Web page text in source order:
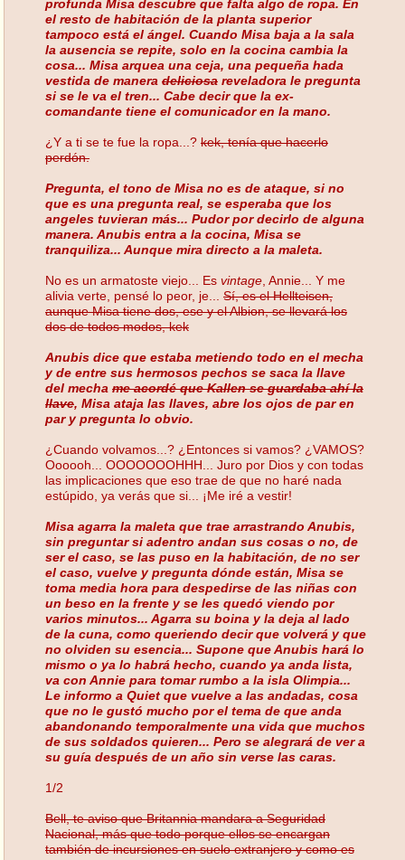
profunda Misa descubre que falta algo de ropa. En
el resto de habitación de la planta superior
tampoco está el ángel. Cuando Misa baja a la sala
la ausencia se repite, solo en la cocina cambia la
cosa... Misa arquea una ceja, una pequeña hada
vestida de manera deliciosa reveladora le pregunta
si se le va el tren... Cabe decir que la ex-
comandante tiene el comunicador en la mano.
¿Y a ti se te fue la ropa...? kek, tenía que hacerlo
perdón.
Pregunta, el tono de Misa no es de ataque, si no
que es una pregunta real, se esperaba que los
angeles tuvieran más... Pudor por decirlo de alguna
manera. Anubis entra a la cocina, Misa se
tranquiliza... Aunque mira directo a la maleta.
No es un armatoste viejo... Es vintage , Annie... Y me
alivia verte, pensé lo peor, je... Sí, es el Hellteisen,
aunque Misa tiene dos, ese y el Albion, se llevará los
dos de todos modos, kek
Anubis dice que estaba metiendo todo en el mecha
y de entre sus hermosos pechos se saca la llave
del mecha me acordé que Kallen se guardaba ahí la
llave, Misa ataja las llaves, abre los ojos de par en
par y pregunta lo obvio.
¿Cuando volvamos...? ¿Entonces si vamos? ¿VAMOS?
Oooooh... OOOOOOOHHH... Juro por Dios y con todas
las implicaciones que eso trae de que no haré nada
estúpido, ya verás que si... ¡Me iré a vestir!
Misa agarra la maleta que trae arrastrando Anubis,
sin preguntar si adentro andan sus cosas o no, de
ser el caso, se las puso en la habitación, de no ser
el caso, vuelve y pregunta dónde están, Misa se
toma media hora para despedirse de las niñas con
un beso en la frente y se les quedó viendo por
varios minutos... Agarra su boina y la deja al lado
de la cuna, como queriendo decir que volverá y que
no olviden su esencia... Supone que Anubis hará lo
mismo o ya lo habrá hecho, cuando ya anda lista,
va con Annie para tomar rumbo a la isla Olimpia...
Le informo a Quiet que vuelve a las andadas, cosa
que no le gustó mucho por el tema de que anda
abandonando temporalmente una vida que muchos
de sus soldados quieren... Pero se alegrará de ver a
su guía después de un año sin verse las caras.
1/2
Bell, te aviso que Britannia mandara a Seguridad
Nacional, más que todo porque ellos se encargan
también de incursiones en suelo extranjero y como es